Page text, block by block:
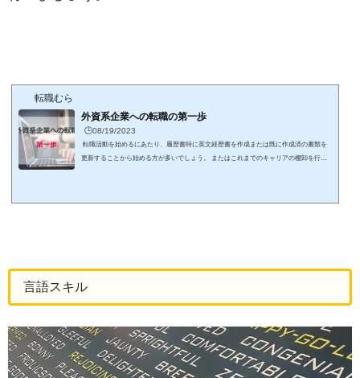
転職むら
外資系企業への転職の第一歩
🕒️08/19/2023
転職活動を始めるにあたり、履歴書特に英文経歴書を作成または既に作成済の書類を
更新することから始める方が多いでしょう。 またはこれまでのキャリアの棚卸を行
言語スキル